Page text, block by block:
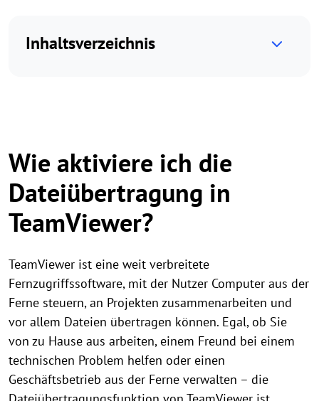
Inhaltsverzeichnis
Wie aktiviere ich die
Dateiübertragung in
TeamViewer?
TeamViewer ist eine weit verbreitete
Fernzugriffssoftware, mit der Nutzer Computer aus der
Ferne steuern, an Projekten zusammenarbeiten und
vor allem Dateien übertragen können. Egal, ob Sie
von zu Hause aus arbeiten, einem Freund bei einem
technischen Problem helfen oder einen
Geschäftsbetrieb aus der Ferne verwalten – die